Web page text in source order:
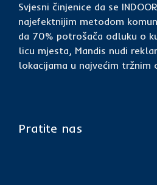
Svjesni činjenice da se
najefektnijim metodom
da 70% potrošača odluku o
licu mjesta, Mandis nudi
lokacijama u najvećim tržnim
Pratite nas